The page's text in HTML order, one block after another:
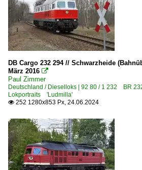
Deutschland <-> Polen
Deutschland <-> Schweiz
Güterverkehr
Gemischte Güterzüge
Kalkzüge
Kessel- und Silozüge
Güterverkehr (Gbf, Rbf, Ubf)
Gbf Wustermark/Elstal
Rbf Großkorbetha
DB Cargo 232 294 // Schwarzheide
März 2016 
Paul Zimmer
Deutschland / Dieselloks | 92 80 / 1 232 BR
Lokportraits 'Ludmilla'
 252 1280x853 Px, 24.06.2024